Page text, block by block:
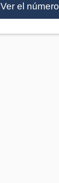
Ver el número